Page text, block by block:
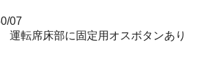
07
運転席床部に固定用オスボタンあり